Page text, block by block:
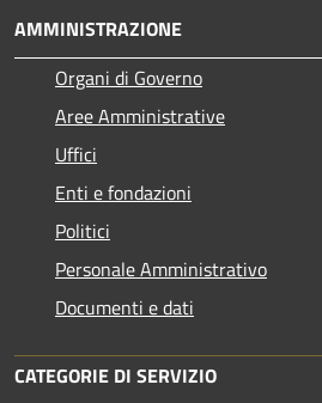
AMMINISTRAZIONE
Organi di Governo
Aree Amministrative
Uffici
Enti e fondazioni
Politici
Personale Amministrativo
Documenti e dati
CATEGORIE DI SERVIZIO